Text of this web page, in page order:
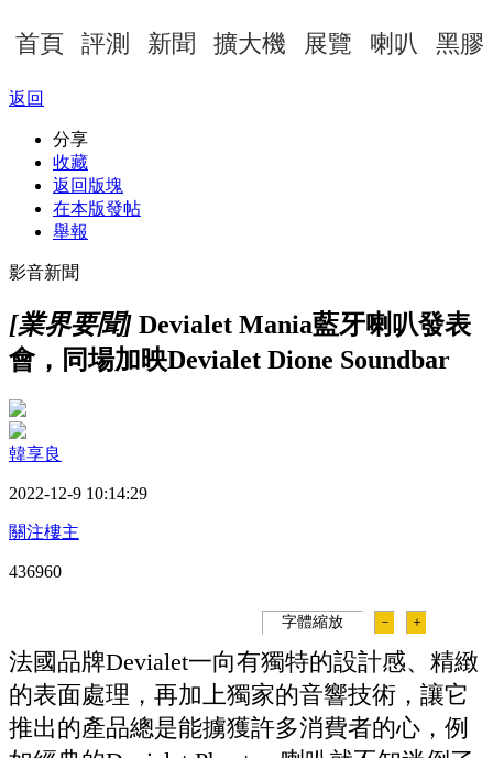
首頁 評測 新聞 擴大機 展覽 喇叭 黑膠
返回
分享
收藏
返回版塊
在本版發帖
舉報
影音新聞
[業界要聞] Devialet Mania藍牙喇叭發表
會，同場加映Devialet Dione Soundbar
韓享良
2022-12-9 10:14:29
關注樓主
436960
字體縮放 － ＋
法國品牌Devialet一向有獨特的設計感、精緻
的表面處理，再加上獨家的音響技術，讓它
推出的產品總是能擄獲許多消費者的心，例